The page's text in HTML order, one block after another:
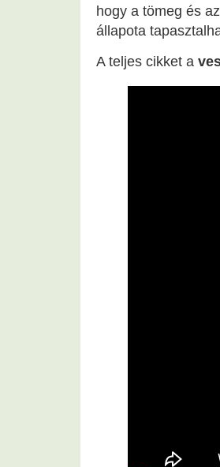
hogy a tömeg és
állapota
A teljes cikket a